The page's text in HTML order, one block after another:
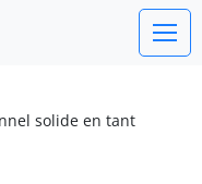
solide en tant